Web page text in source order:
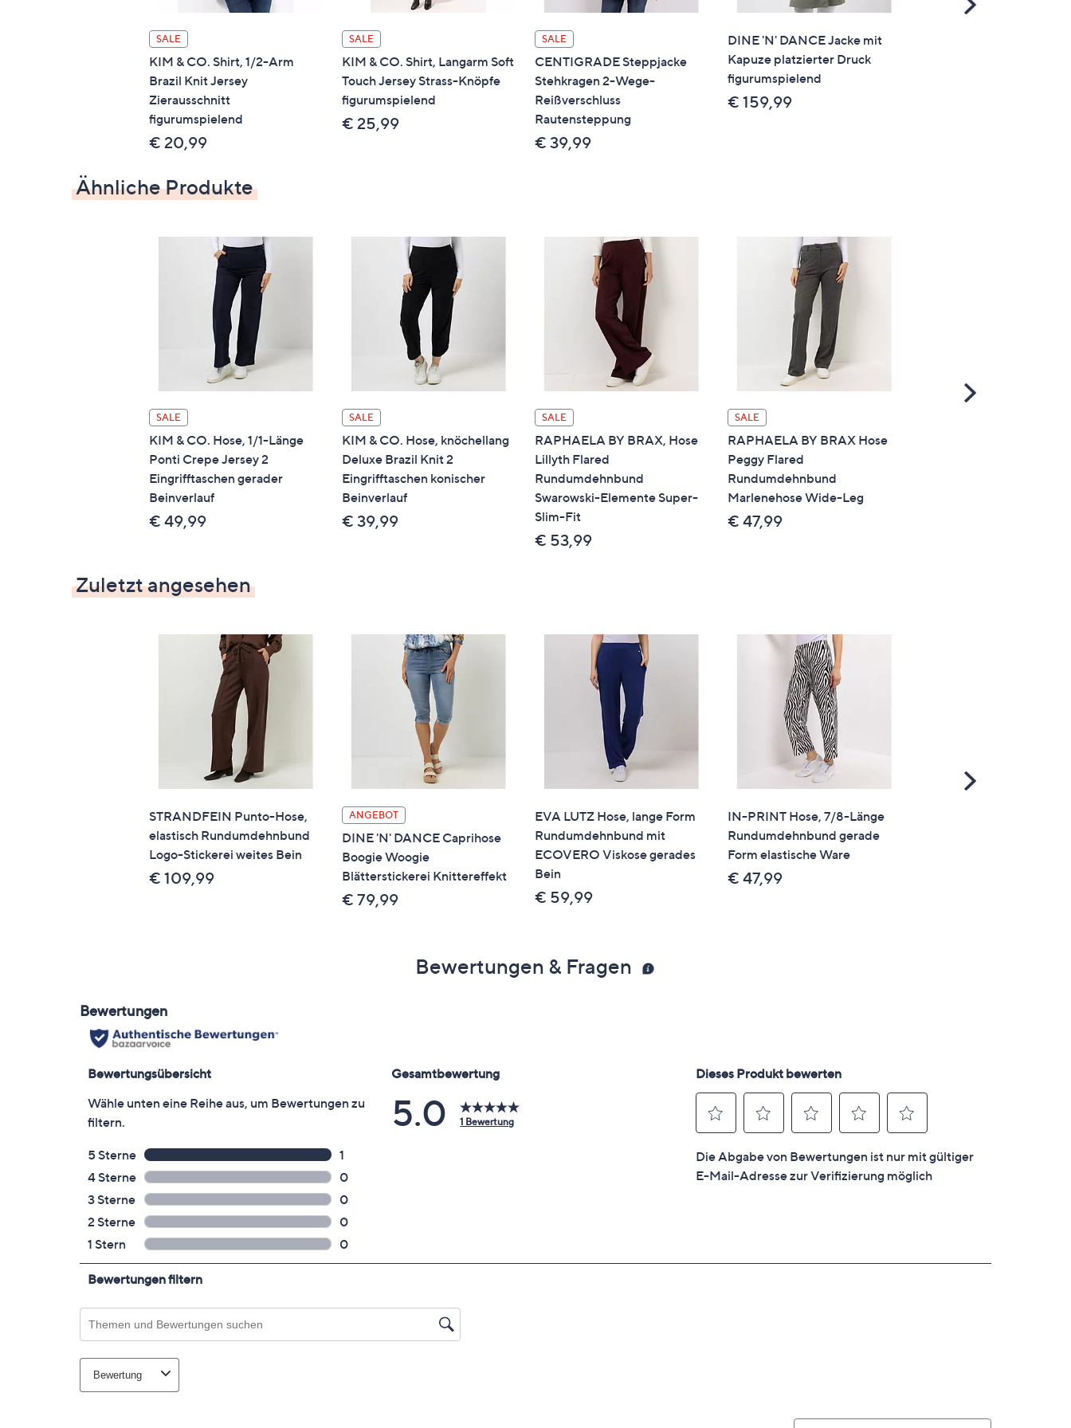
SALE
KIM & CO. Shirt, 1/2-Arm
Brazil Knit Jersey
Zierausschnitt
figurumspielend
€ 20,99
SALE
KIM & CO. Shirt, Langarm Soft
Touch Jersey Strass-Knöpfe
figurumspielend
€ 25,99
SALE
CENTIGRADE Steppjacke
Stehkragen 2-Wege-
Reißverschluss
Rautensteppung
€ 39,99
DINE 'N' DANCE Jacke mit
Kapuze platzierter Druck
figurumspielend
€ 159,99
Ähnliche Produkte
SALE
KIM & CO. Hose, 1/1-Länge
Ponti Crepe Jersey 2
Eingrifftaschen gerader
Beinverlauf
€ 49,99
SALE
KIM & CO. Hose, knöchellang
Deluxe Brazil Knit 2
Eingrifftaschen konischer
Beinverlauf
€ 39,99
SALE
RAPHAELA BY BRAX, Hose
Lillyth Flared
Rundumdehnbund
Swarowski-Elemente Super-
Slim-Fit
€ 53,99
SALE
RAPHAELA BY BRAX Hose
Peggy Flared
Rundumdehnbund
Marlenehose Wide-Leg
€ 47,99
Scroll
Zuletzt angesehen
STRANDFEIN Punto-Hose,
elastisch Rundumdehnbund
Logo-Stickerei weites Bein
€ 109,99
ANGEBOT
DINE 'N' DANCE Caprihose
Boogie Woogie
Blätterstickerei Knittereffekt
€ 79,99
EVA LUTZ Hose, lange Form
Rundumdehnbund mit
ECOVERO Viskose gerades
Bein
€ 59,99
IN-PRINT Hose, 7/8-Länge
Rundumdehnbund gerade
Form elastische Ware
€ 47,99
Scroll
Bewertungen & Fragen